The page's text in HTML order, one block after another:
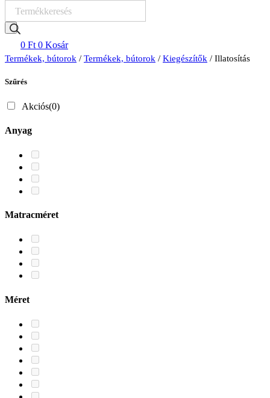
0 Ft 0 Kosár
Termékek, bútorok / Termékek, bútorok / Kiegészítők / Illatosítás
Szűrés
Akciós(0)
Anyag
Matracméret
Méret